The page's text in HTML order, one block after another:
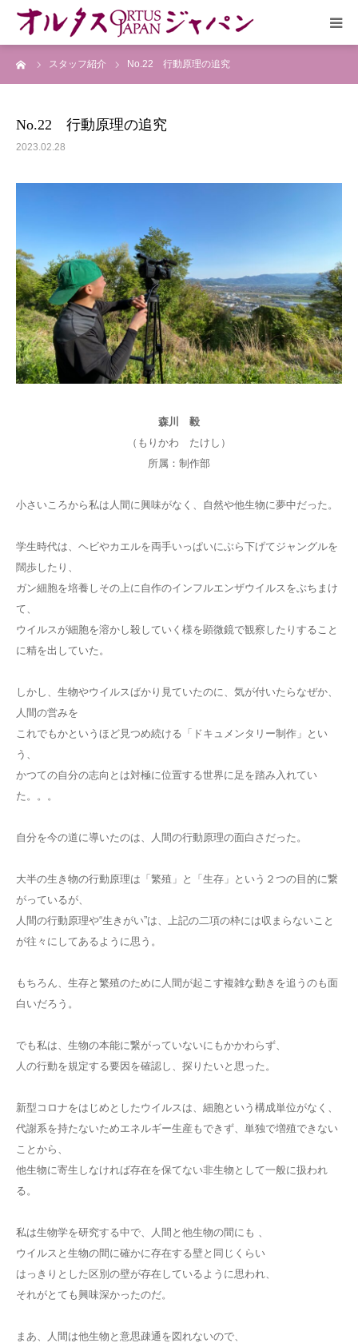
スタッフ紹介 No.22 行動原理の追究
No.22 行動原理の追究
2023.02.28
森川 毅
（もりかわ たけし）
所属：制作部
小さいころから私は人間に興味がなく、自然や他生物に夢中だった。
学生時代は、ヘビやカエルを両手いっぱいにぶら下げてジャングルを
闊歩したり、
ガン細胞を培養しその上に自作のインフルエンザウイルスをぶちまけ
て、
ウイルスが細胞を溶かし殺していく様を顕微鏡で観察したりすること
に精を出していた。
しかし、生物やウイルスばかり見ていたのに、気が付いたらなぜか、
人間の営みを
これでもかというほど見つめ続ける「ドキュメンタリー制作」とい
う、
かつての自分の志向とは対極に位置する世界に足を踏み入れてい
た。。。
自分を今の道に導いたのは、人間の行動原理の面白さだった。
大半の生き物の行動原理は「繁殖」と「生存」という２つの目的に繋
がっているが、
人間の行動原理や“生きがい”は、上記の二項の枠には収まらないこと
が往々にしてあるように思う。
もちろん、生存と繁殖のために人間が起こす複雑な動きを追うのも面
白いだろう。
でも私は、生物の本能に繋がっていないにもかかわらず、
人の行動を規定する要因を確認し、探りたいと思った。
新型コロナをはじめとしたウイルスは、細胞という構成単位がなく、
代謝系を持たないためエネルギー生産もできず、単独で増殖できない
ことから、
他生物に寄生しなければ存在を保てない非生物として一般に扱われ
る。
私は生物学を研究する中で、人間と他生物の間にも 、
ウイルスと生物の間に確かに存在する壁と同じくらい
はっきりとした区別の壁が存在しているように思われ、
それがとても興味深かったのだ。
まあ、人間は他生物と意思疎通を図れないので、
HOME
企画実現部
リクルート
会社概要
お問合せ